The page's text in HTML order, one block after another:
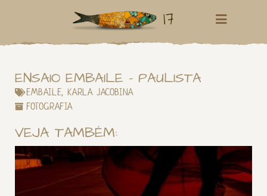
17
ENSAIO EMBAILE – PAULISTA
EMBAILE,KARLA JACOBINA
FOTOGRAFIA
VEJA TAMBÉM: